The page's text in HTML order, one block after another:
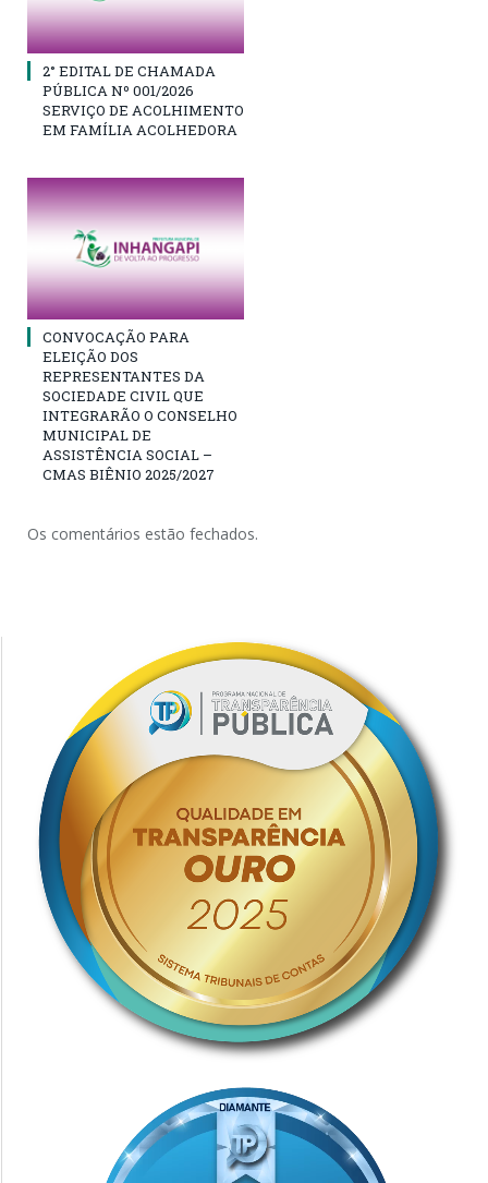
2° EDITAL DE CHAMADA
PÚBLICA Nº 001/2026
SERVIÇO DE ACOLHIMENTO
EM FAMÍLIA ACOLHEDORA
CONVOCAÇÃO PARA
ELEIÇÃO DOS
REPRESENTANTES DA
SOCIEDADE CIVIL QUE
INTEGRARÃO O CONSELHO
MUNICIPAL DE
ASSISTÊNCIA SOCIAL –
CMAS BIÊNIO 2025/2027
Os comentários estão fechados.